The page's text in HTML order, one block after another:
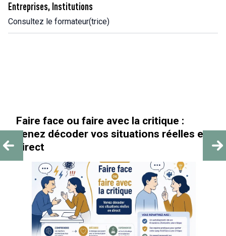
Entreprises, Institutions
Consultez le formateur(trice)
face ou faire avec la critique :
décoder vos situations réelles en